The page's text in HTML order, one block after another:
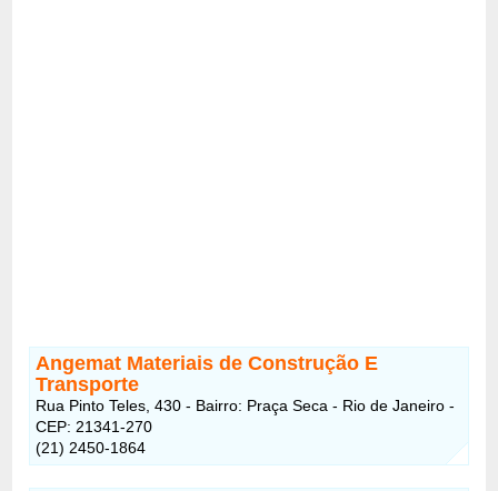
Angemat Materiais de Construção E
Transporte
Rua Pinto Teles, 430 - Bairro: Praça Seca - Rio de Janeiro -
CEP: 21341-270
(21) 2450-1864